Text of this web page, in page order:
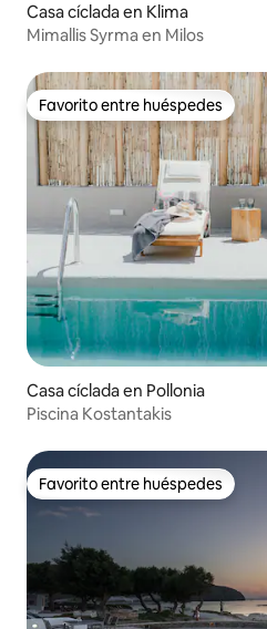
Casa cíclada en Klima
Mimallis Syrma en Milos
Favorito entre huéspedes
Favorito entre huéspedes
Casa cíclada en Pollonia
Piscina Kostantakis
Favorito entre huéspedes
Favorito entre huéspedes